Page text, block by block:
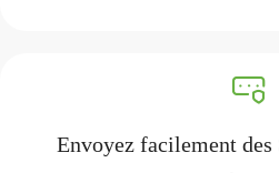
Envoyez facilement des